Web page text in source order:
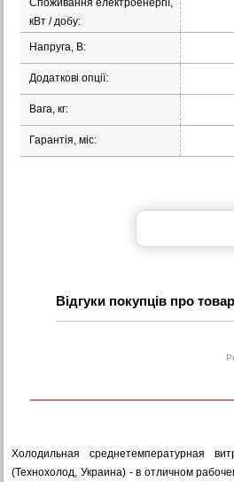
Споживання електроенергії,
кВт / добу:
Напруга, В:
Додаткові опції:
Вага, кг:
Гарантія, міс:
Відгуки покупців про
Холодильная среднетемпературная
(Технохолод, Украина) -в отличном